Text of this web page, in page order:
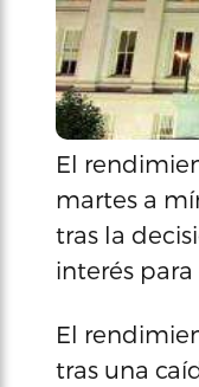
El
martes a
tras la
interés
El
tras una